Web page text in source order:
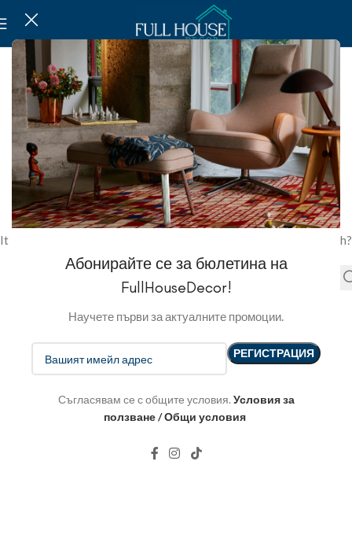
Абонирайте се за бюлетина на
FullHouseDecor!
Научете първи за актуалните промоции.
Съгласявам се с общите условия. Условия за
ползване / Общи условия
NOT FOUND
This is somewhat embarrassing, isn’t it?
It looks like nothing was found at this location. Maybe try a search?